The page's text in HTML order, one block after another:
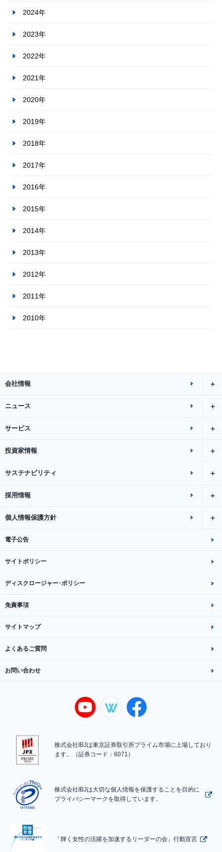
2024年
2023年
2022年
2021年
2020年
2019年
2018年
2017年
2016年
2015年
2014年
2013年
2012年
2011年
2010年
会社情報
ニュース
サービス
投資家情報
サステナビリティ
採用情報
個人情報保護方針
電子公告
サイトポリシー
ディスクロージャー･ポリシー
免責事項
サイトマップ
よくあるご質問
お問い合わせ
株式会社IBJは東京証券取引所プライム市場に上場しており
ます。（証券コード：6071）
株式会社IBJは大切な個人情報を保護することを目的に
プライバシーマークを取得しています。
「輝く女性の活躍を加速するリーダーの会」行動宣言